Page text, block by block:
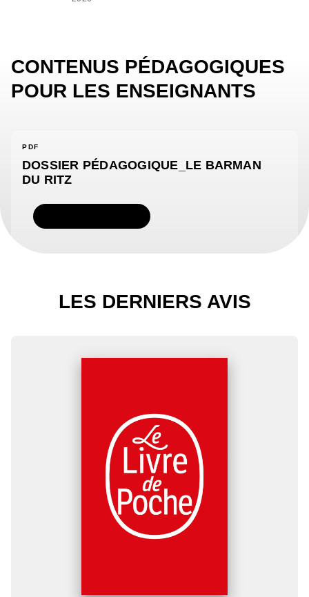
CONTENUS PÉDAGOGIQUES
POUR LES ENSEIGNANTS
PDF
DOSSIER PÉDAGOGIQUE_LE BARMAN
DU RITZ
LES DERNIERS AVIS